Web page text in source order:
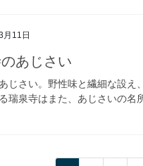
月11日
あじさい
じさい。野性味と繊細な設え
瑞泉寺はまた、あじさいの名